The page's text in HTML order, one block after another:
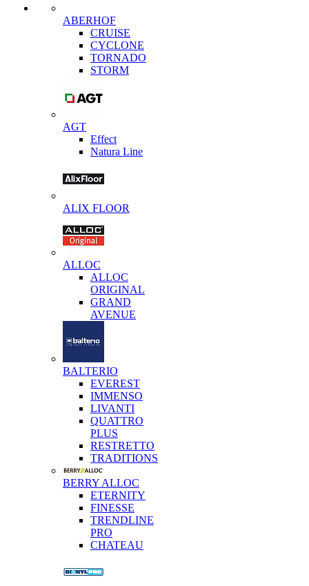
ABERHOF
CRUISE
CYCLONE
TORNADO
STORM
AGT
Effect
Natura Line
ALIX FLOOR
ALLOC
ALLOC
ORIGINAL
GRAND
AVENUE
BALTERIO
EVEREST
IMMENSO
LIVANTI
QUATTRO
PLUS
RESTRETTO
TRADITIONS
BERRY ALLOC
ETERNITY
FINESSE
TRENDLINE
PRO
CHATEAU